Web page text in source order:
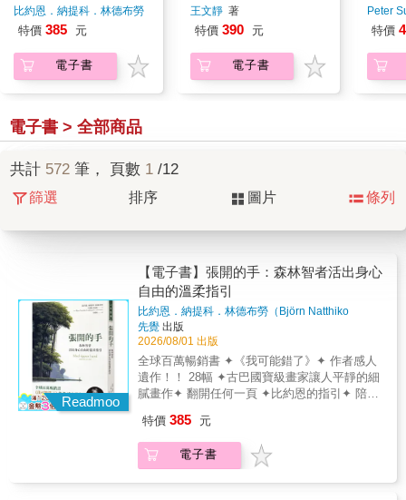
的溫柔指引
比約恩．納提科．林德布勞
（Björn Natthiko
Lindeblad）、卡洛琳．班
克勒（Caroline Bankler）
著
特價 385 元
電子書
尚在第三極地對話【電
子書限定．祕境彩照
王文靜 著
特價 390 元
電子書
乎，
（粉
Peter
特價
電子書 > 全部商品
共計 572 筆， 頁數 1 /12
篩選 排序 圖片 條列
Readmoo
【電子書】張開的手：森林智者活出身心
自由的溫柔指引
比約恩．納提科．林德布勞（Björn Natthiko
Lindeblad）、卡洛琳．班克勒（Caroline
Bankler）著
先覺 出版
2026/08/01 出版
全球百萬暢銷書 ✦《我可能錯了》✦ 作者感人
遺作！！ 28幅 ✦古巴國寶級畫家讓人平靜的細
膩畫作✦ 翻開任何一頁 ✦比約恩的指引✦ 陪伴
出口 特別收錄 ✦冥想的邀請✦ 跟著比約恩給自
己一個療癒與充電的空間 2025 ✦入圍瑞典
Adlibris書店大獎✦ 最佳非文學書籍 ━━━━․
特價 385 元
電子書